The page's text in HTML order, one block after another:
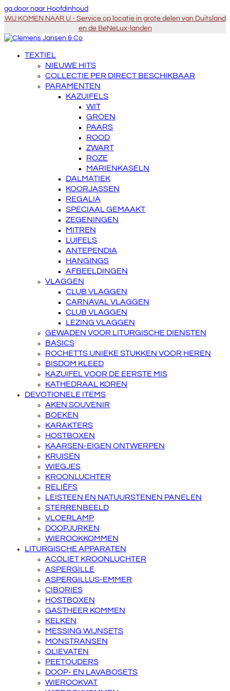
ga door naar Hoofdinhoud
WIJ KOMEN NAAR U - Service op locatie in grote delen van Duitsland
en de BeNeLux-landen
TEXTIEL
NIEUWE HITS
COLLECTIE PER DIRECT BESCHIKBAAR
PARAMENTEN
KAZUIFELS
WIT
GROEN
PAARS
ROOD
ZWART
ROZE
MARIENKASELN
DALMATIEK
KOORJASSEN
REGALIA
SPECIAAL GEMAAKT
ZEGENINGEN
MITREN
LUIFELS
ANTEPENDIA
HANGINGS
AFBEELDINGEN
VLAGGEN
CLUB VLAGGEN
CARNAVAL VLAGGEN
CLUB VLAGGEN
LEZING VLAGGEN
GEWADEN VOOR LITURGISCHE DIENSTEN
BASICS
ROCHETTS UNIEKE STUKKEN VOOR HEREN
BISDOM KLEED
KAZUIFEL VOOR DE EERSTE MIS
KATHEDRAAL KOREN
DEVOTIONELE ITEMS
AKEN SOUVENIR
BOEKEN
KARAKTERS
HOSTBOXEN
KAARSEN-EIGEN ONTWERPEN
KRUISEN
WIEGJES
KROONLUCHTER
RELIËFS
LEISTEEN EN NATUURSTENEN PANELEN
STERRENBEELD
VLOERLAMP
DOOPJURKEN
WIEROOKKOMMEN
LITURGISCHE APPARATEN
ACOLIET KROONLUCHTER
ASPERGILLE
ASPERGILLUS-EMMER
CIBORIES
HOSTBOXEN
GASTHEER KOMMEN
KELKEN
MESSING WIJNSETS
MONSTRANSEN
OLIEVATEN
PEETOUDERS
DOOP- EN LAVABOSETS
WIEROOKVAT